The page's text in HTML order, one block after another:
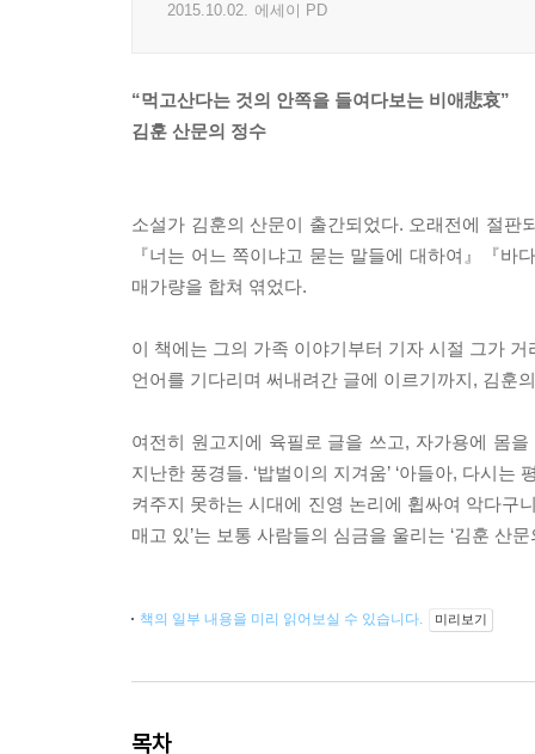
2015.10.02. 에세이 PD
“먹고산다는 것의 안쪽을 들여다보는 비애悲哀”
김훈 산문의 정수
소설가 김훈의 산문이 출간되었다. 오래전에 절
『너는 어느 쪽이냐고 묻는 말들에 대하여』『
매가량을 합쳐 엮었다.
이 책에는 그의 가족 이야기부터 기자 시절 그가
언어를 기다리며 써내려간 글에 이르기까지, 김훈
여전히 원고지에 육필로 글을 쓰고, 자가용에 몸
지난한 풍경들. ‘밥벌이의 지겨움’ ‘아들아, 다시
켜주지 못하는 시대에 진영 논리에 휩싸여 악다구
매고 있’는 보통 사람들의 심금을 울리는 ‘김훈 산
책의 일부 내용을 미리 읽어보실 수 있습니다. 미리보기
목차